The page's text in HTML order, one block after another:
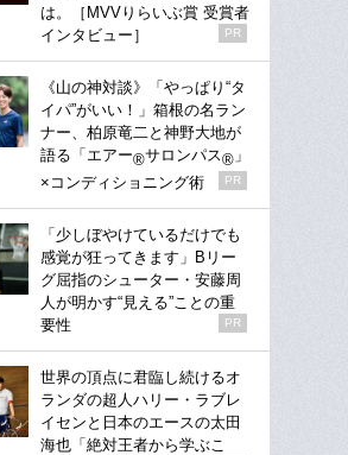
は。［MVVりらいぶ賞 受賞者
インタビュー］
PR
《山の神対談》「やっぱり“タ
イパ”がいい！」箱根の名ラン
ナー、柏原竜二と神野大地が
語る「エアー®サロンパス® 」
×コンディショニング術
PR
「少しぼやけているだけでも
感覚が狂ってきます」Bリー
グ屈指のシューター・安藤周
人が明かす“見える”ことの重
要性
PR
世界の頂点に君臨し続けるオ
ランダの超人ハリー・ラブレ
イセンと日本のエースの太田
海也「絶対王者から学ぶこ